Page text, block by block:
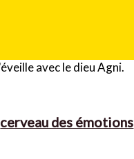
cerveau des émotions